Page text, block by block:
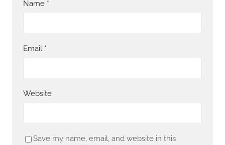
Name *
Email *
Website
Save my name, email, and website in this